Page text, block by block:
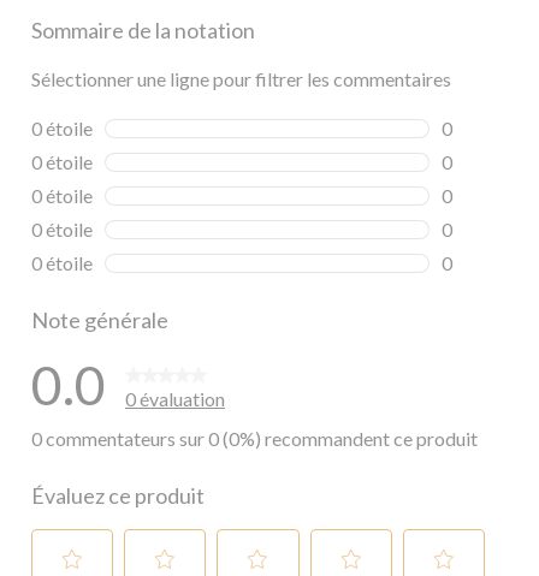
Sommaire de la notation
Sélectionner une ligne pour filtrer les commentaires
0 étoile étoiles
0
0 étoile étoiles
0
0 étoile étoiles
0
0 étoile étoiles
0
0 étoile étoiles
0
Note générale
0.0
0 évaluation
0 commentateurs sur 0 (0%) recommandent ce produit
Évaluez ce produit